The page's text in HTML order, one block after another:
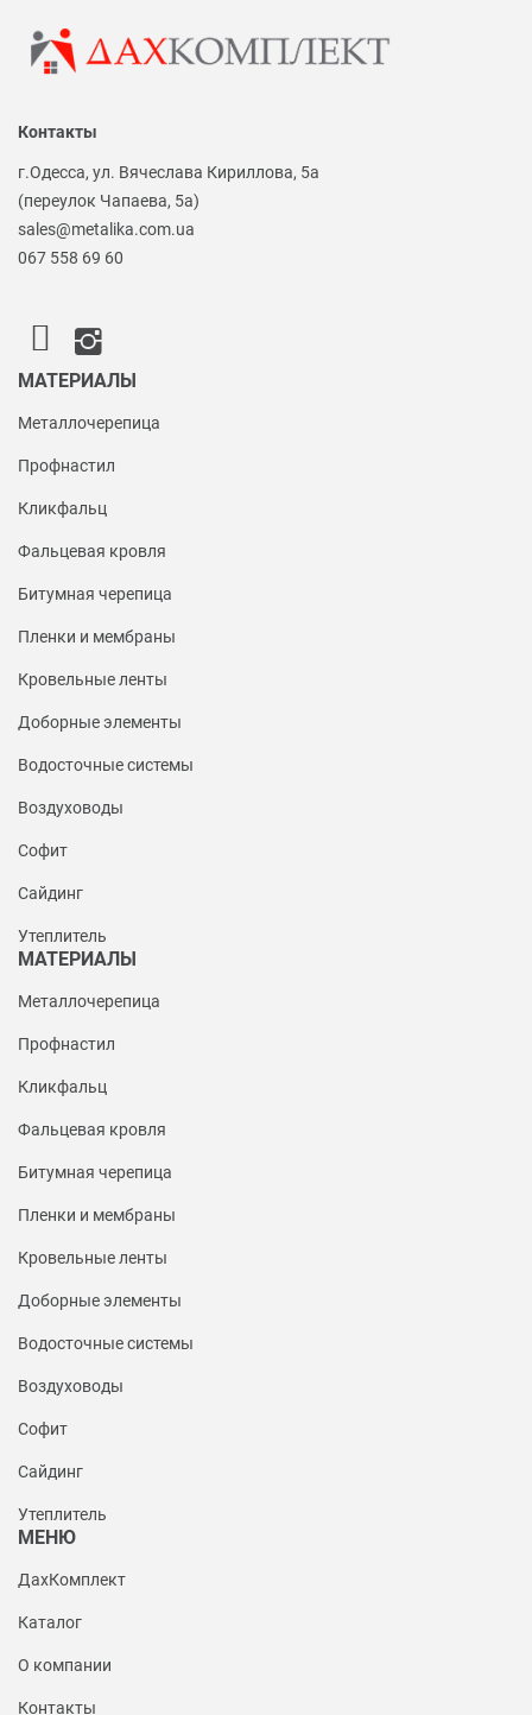
Контакты
г.Одесса, ул. Вячеслава Кириллова, 5а
(переулок Чапаева, 5а)
sales@metalika.com.ua
067 558 69 60
МАТЕРИАЛЫ
Металлочерепица
Профнастил
Кликфальц
Фальцевая кровля
Битумная черепица
Пленки и мембраны
Кровельные ленты
Доборные элементы
Водосточные системы
Воздуховоды
Софит
Сайдинг
Утеплитель
МАТЕРИАЛЫ
Металлочерепица
Профнастил
Кликфальц
Фальцевая кровля
Битумная черепица
Пленки и мембраны
Кровельные ленты
Доборные элементы
Водосточные системы
Воздуховоды
Софит
Сайдинг
Утеплитель
МЕНЮ
ДахКомплект
Каталог
О компании
Контакты